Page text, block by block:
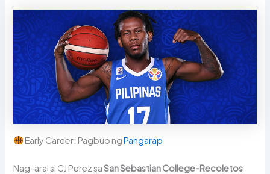
Early Career: Pagbuo ngPangarap
Nag-aral si CJ Perez saSan Sebastian College-Recoletos